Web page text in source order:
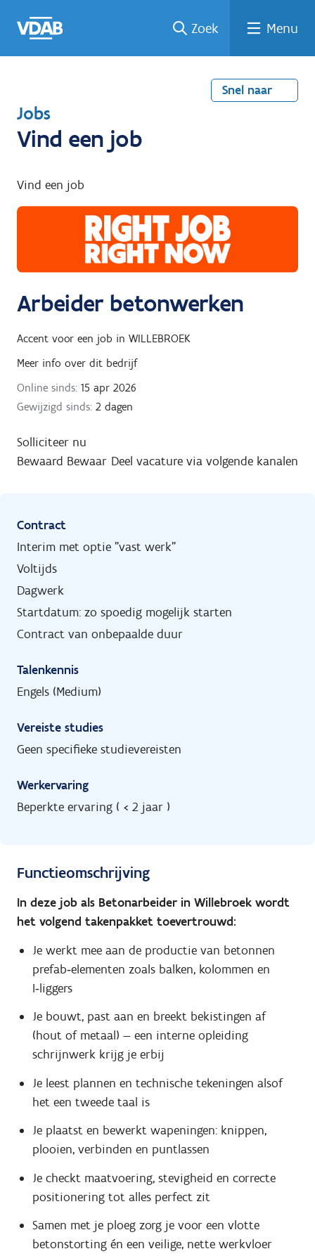
naar
een
een
job
naar
Zoek Menu
Snel naar
T
e
u
g
a
r
Jobs
Vind een job
Vind een job
Arbeider betonwerken
Accent voor een job in WILLEBROEK
Meer info over dit bedrijf
Online sinds: 15 apr 2026
Gewijzigd sinds: 2 dagen
Solliciteer nu
Bewaard Bewaar Deel vacature via volgende kanalen
Contract
Interim met optie "vast werk"
Voltijds
Dagwerk
Startdatum: zo spoedig mogelijk starten
Contract van onbepaalde duur
Talenkennis
Engels (Medium)
Vereiste studies
Geen specifieke studievereisten
Werkervaring
Beperkte ervaring ( < 2 jaar )
Functieomschrijving
In deze job als Betonarbeider in Willebroek wordt
het volgend takenpakket toevertrouwd:
Je werkt mee aan de productie van betonnen
prefab‑elementen zoals balken, kolommen en
I‑liggers
Je bouwt, past aan en breekt bekistingen af
(hout of metaal) — een interne opleiding
schrijnwerk krijg je erbij
Je leest plannen en technische tekeningen alsof
het een tweede taal is
Je plaatst en bewerkt wapeningen: knippen,
plooien, verbinden en puntlassen
Je checkt maatvoering, stevigheid en correcte
positionering tot alles perfect zit
Samen met je ploeg zorg je voor een vlotte
betonstorting én een veilige, nette werkvloer